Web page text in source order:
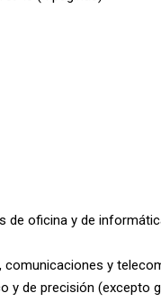
de oficina y de
comunicaciones y
y de precisión (excepto